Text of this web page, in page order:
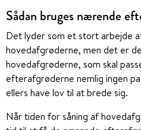
Sådan bruges nærende
Det lyder som et stort arbejde
hovedafgrøderne, men det er
hovedafgrøderne, som skal
efterafgrøderne nemlig ingen
ellers have lov til at brede sig.
Når tiden for såning af